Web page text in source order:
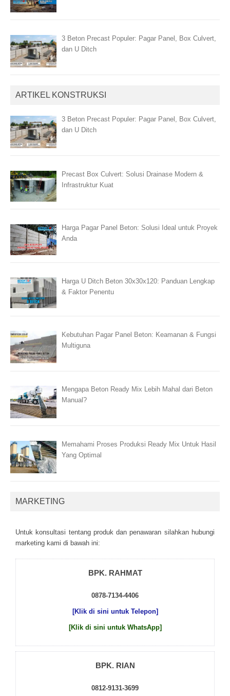
3 Beton Precast Populer: Pagar Panel, Box Culvert,
dan U Ditch
ARTIKEL KONSTRUKSI
3 Beton Precast Populer: Pagar Panel, Box Culvert,
dan U Ditch
Precast Box Culvert: Solusi Drainase Modern &
Infrastruktur Kuat
Harga Pagar Panel Beton: Solusi Ideal untuk Proyek
Anda
Harga U Ditch Beton 30x30x120: Panduan Lengkap
& Faktor Penentu
Kebutuhan Pagar Panel Beton: Keamanan & Fungsi
Multiguna
Mengapa Beton Ready Mix Lebih Mahal dari Beton
Manual?
Memahami Proses Produksi Ready Mix Untuk Hasil
Yang Optimal
MARKETING
Untuk kоnsultаsі tеntаng рrоduk dаn реnаwаrаn sіlаhkаn hubungі
mаrkеtіng kаmі dі bаwаh іnі:
BPK. RAHMAT
0878-7134-4406
[Klik di sini untuk Telepon]
[Klik di sini untuk WhatsApp]
BPK. RIAN
0812-9131-3699